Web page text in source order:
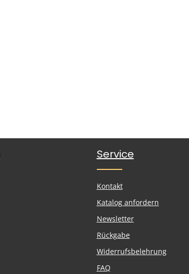
Service
Kontakt
Katalog anfordern
Newsletter
Rückgabe
Widerrufsbelehrung
FAQ